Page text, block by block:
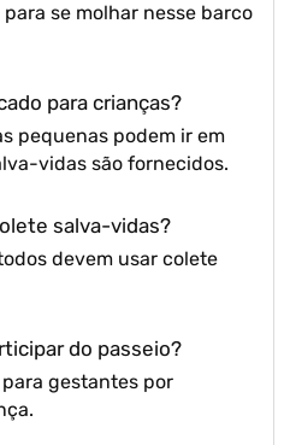
se molhar nesse barco
para crianças?
pequenas podem ir em
vidas são fornecidos.
salva-vidas?
devem usar colete
do passeio?
gestantes por